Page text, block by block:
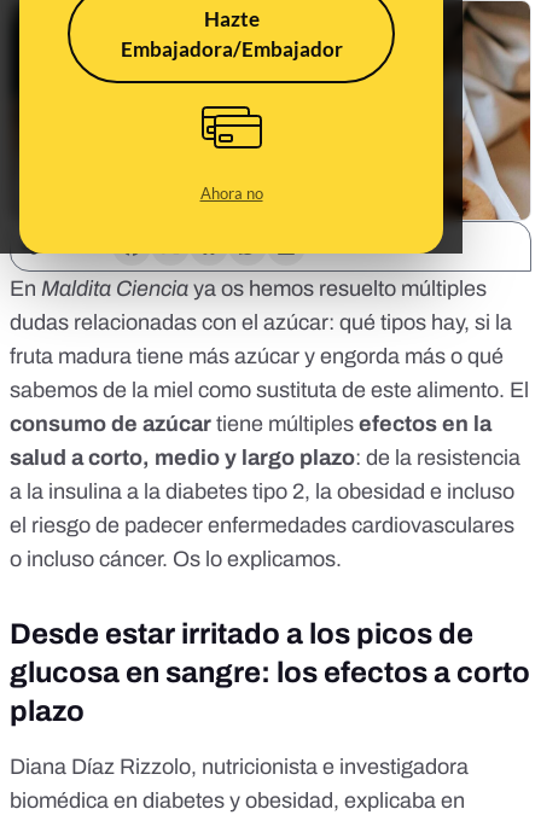
Hazte
Embajadora/Embajador
Ahora no
En Maldita Ciencia ya os hemos resuelto múltiples
dudas relacionadas con el azúcar: qué tipos hay, si la
fruta madura tiene más azúcar y engorda más o qué
sabemos de la miel como sustituta de este alimento. El
consumo de azúcar tiene múltiples efectos en la
salud a corto, medio y largo plazo: de la resistencia
a la insulina a la diabetes tipo 2, la obesidad e incluso
el riesgo de padecer enfermedades cardiovasculares
o incluso cáncer. Os lo explicamos.
Desde estar irritado a los picos de
glucosa en sangre: los efectos a corto
plazo
Diana Díaz Rizzolo, nutricionista e investigadora
biomédica en diabetes y obesidad, explicaba en